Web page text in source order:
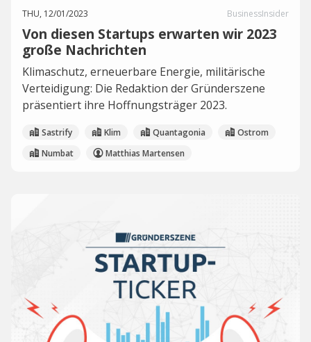
THU, 12/01/2023 BusinessInsider
Von diesen Startups erwarten wir 2023
große Nachrichten
Klimaschutz, erneuerbare Energie, militärische
Verteidigung: Die Redaktion der Gründerszene
präsentiert ihre Hoffnungsträger 2023.
Sastrify Klim Quantagonia
Ostrom
Numbat
Matthias Martensen